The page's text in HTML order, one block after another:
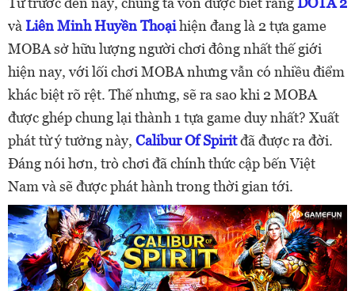
và Liên Minh Huyền Thoạihiện đang là 2 tựa game
MOBA sở hữu lượng người chơi đông nhất thế giới
hiện nay, với lối chơi MOBA nhưng vẫn có nhiều điểm
khác biệt rõ rệt. Thế nhưng, sẽ ra sao khi 2 MOBA
được ghép chung lại thành 1 tựa game duy nhất? Xuất
phát từ ý tưởng này, Calibur Of Spiritđã được ra đời.
Đáng nói hơn, trò chơi đã chính thức cập bến Việt
Nam và sẽ được phát hành trong thời gian tới.